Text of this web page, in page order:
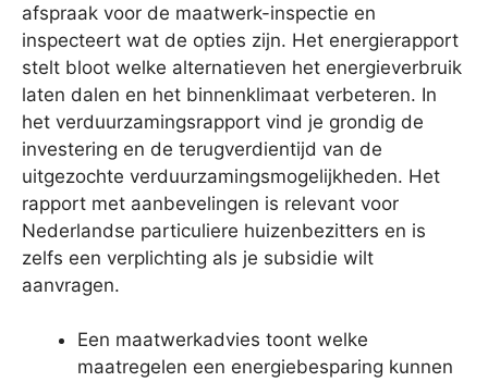
afspraak voor de maatwerk-inspectie en
inspecteert wat de opties zijn. Het energierapport
stelt bloot welke alternatieven het energieverbruik
laten dalen en het binnenklimaat verbeteren. In
het verduurzamingsrapport vind je grondig de
investering en de terugverdientijd van de
uitgezochte verduurzamingsmogelijkheden. Het
rapport met aanbevelingen is relevant voor
Nederlandse particuliere huizenbezitters en is
zelfs een verplichting als je subsidie wilt
aanvragen.
Een maatwerkadvies toont welke
maatregelen een energiebesparing kunnen